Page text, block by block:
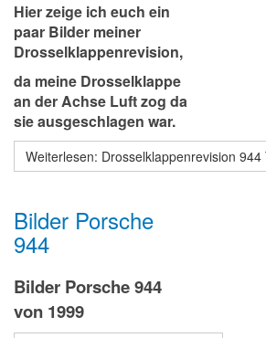
Hier zeige ich euch ein
paar Bilder meiner
Drosselklappenrevision,
da meine Drosselklappe
an der Achse Luft zog da
sie ausgeschlagen war.
Weiterlesen: Drosselklappenrevision 944
Bilder Porsche
944
Bilder Porsche 944
von 1999